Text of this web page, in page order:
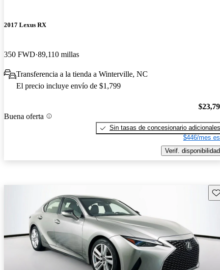
2017 Lexus RX
350 FWD 89,110 millas
Transferencia a la tienda a Winterville, NC
El precio incluye envío de $1,799
Buena oferta
Sin tasas de concesionario adicionales
$446/mes
Verif. disponibilidad